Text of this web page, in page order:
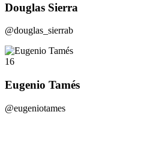
Douglas Sierra
@douglas_sierrab
16
Eugenio Tamés
@eugeniotames